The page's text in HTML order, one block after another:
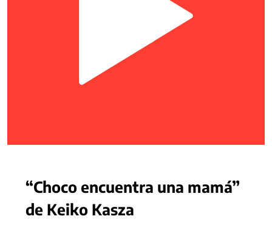
“Choco encuentra una mamá”
de Keiko Kasza